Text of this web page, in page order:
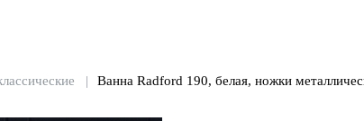
Ванна Radford 190, белая, ножки